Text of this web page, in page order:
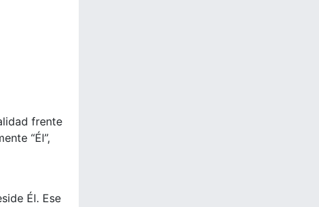
frente
“Él”,
Él. Ese